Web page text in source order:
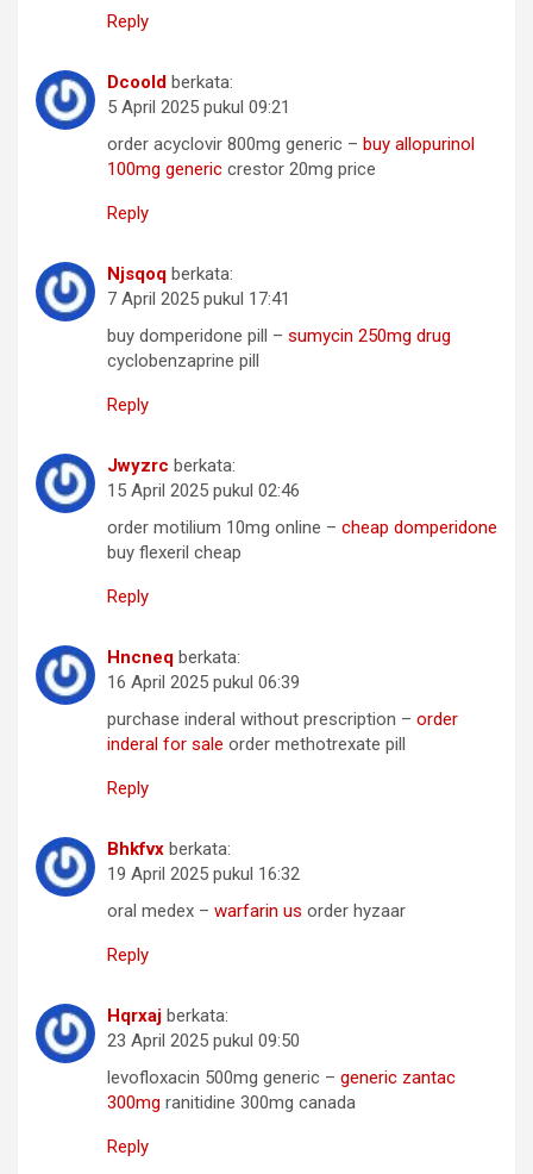
Reply
Dcoold berkata:
5 April 2025 pukul 09:21
order acyclovir 800mg generic – buy allopurinol
100mg generic crestor 20mg price
Reply
Njsqoq berkata:
7 April 2025 pukul 17:41
buy domperidone pill – sumycin 250mg drug
cyclobenzaprine pill
Reply
Jwyzrc berkata:
15 April 2025 pukul 02:46
order motilium 10mg online – cheap domperidone
buy flexeril cheap
Reply
Hncneq berkata:
16 April 2025 pukul 06:39
purchase inderal without prescription – order
inderal for sale order methotrexate pill
Reply
Bhkfvx berkata:
19 April 2025 pukul 16:32
oral medex – warfarin us order hyzaar
Reply
Hqrxaj berkata:
23 April 2025 pukul 09:50
levofloxacin 500mg generic – generic zantac
300mg ranitidine 300mg canada
Reply